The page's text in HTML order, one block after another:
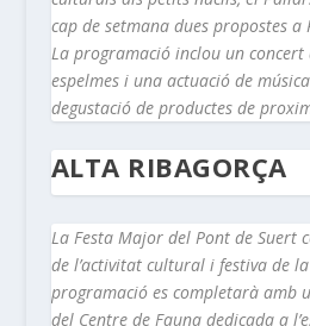
cap de setmana dues propostes a
La programació inclou un
espelmes i una actuació de
degustació de productes de
ALTA RIBAGORÇA
La Festa Major del Pont de Suert
de l’activitat cultural i festiva de
programació es completarà amb
del Centre de Fauna dedicada a